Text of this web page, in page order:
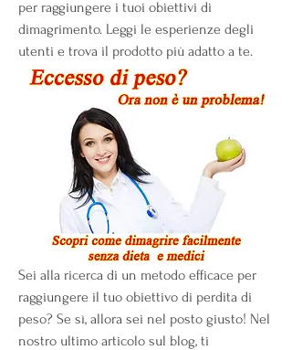
per raggiungere i tuoi obiettivi di
dimagrimento. Leggi le esperienze degli
utenti e trova il prodotto più adatto a te.
Sei alla ricerca di un metodo efficace per
raggiungere il tuo obiettivo di perdita di
peso? Se sì, allora sei nel posto giusto! Nel
nostro ultimo articolo sul blog, ti